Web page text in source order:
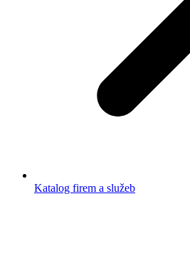
Katalog firem a služeb